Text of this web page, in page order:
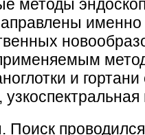
методы
и